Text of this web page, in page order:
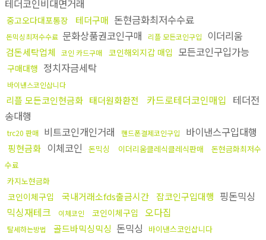
테더코인비대면거래
중고오다대포통장 테더구매 돈현금화최저수수료
돈믹싱최저수수료 문화상품권코인구매 리플 모든코인구입 이더리움
검돈세탁업체 코인 카드구매 코인해외지갑 매입 모든코인구입가능
구매대행 정치자금세탁
바이낸스코인삽니다
리플 모든코인현금화 태더원화환전 카드로테더코인매입 테더전
송대행
trc20 판매 비트코인개인거래 핸드폰결제코인구입 바이낸스구입대행
핑현금화 이체코인 돈믹싱 이더리움클레식클레식판매
돈현금화최저수
수료
카지노현금화
코인이체구입 국내거래소fds출금시간 잡코인구입대행 핑돈믹싱
믹싱재테크
이체코인 코인이체구입 오다집
탈세하는방법 골드바믹싱믹싱 돈믹싱 바이낸스코인삽니다